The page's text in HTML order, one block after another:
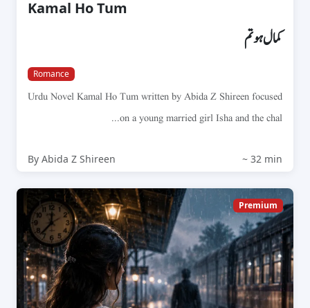
Kamal Ho Tum
کمال ہو تم
Romance
Urdu Novel Kamal Ho Tum written by Abida Z Shireen focused
on a young married girl Isha and the chal...
By Abida Z Shireen ~ 32 min
Premium